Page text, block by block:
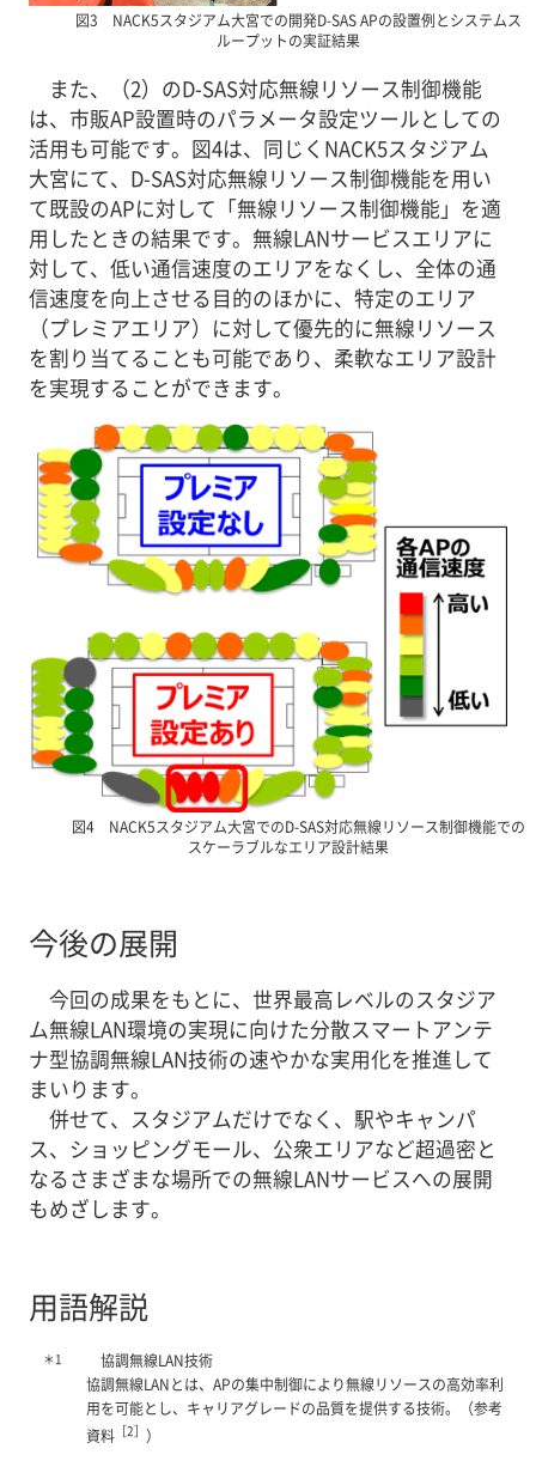
図3 NACK5スタジアム大宮での開発D-SAS APの設置例とシステムス
ループットの実証結果
また、（2）のD-SAS対応無線リソース制御機能
は、市販AP設置時のパラメータ設定ツールとしての
活用も可能です。図4は、同じくNACK5スタジアム
大宮にて、D-SAS対応無線リソース制御機能を用い
て既設のAPに対して「無線リソース制御機能」を適
用したときの結果です。無線LANサービスエリアに
対して、低い通信速度のエリアをなくし、全体の通
信速度を向上させる目的のほかに、特定のエリア
（プレミアエリア）に対して優先的に無線リソース
を割り当てることも可能であり、柔軟なエリア設計
を実現することができます。
図4 NACK5スタジアム大宮でのD-SAS対応無線リソース制御機能での
スケーラブルなエリア設計結果
今後の展開
今回の成果をもとに、世界最高レベルのスタジア
ム無線LAN環境の実現に向けた分散スマートアンテ
ナ型協調無線LAN技術の速やかな実用化を推進して
まいります。
併せて、スタジアムだけでなく、駅やキャンパ
ス、ショッピングモール、公衆エリアなど超過密と
なるさまざまな場所での無線LANサービスへの展開
もめざします。
用語解説
＊1
協調無線LAN技術
協調無線LANとは、APの集中制御により無線リソースの高効率利
用を可能とし、キャリアグレードの品質を提供する技術。（参考
資料 ［2］ ）